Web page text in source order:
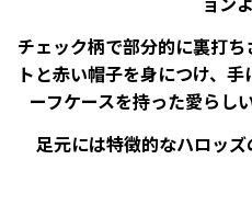
チェック柄で部分的に裏打ち
トと赤い帽子を身につけ、
ーフケースを持った愛らし
足元には特徴的なハロッズ